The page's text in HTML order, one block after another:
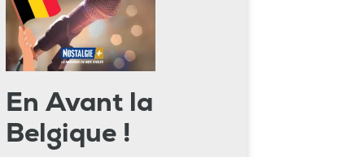
En Avant la
Belgique !